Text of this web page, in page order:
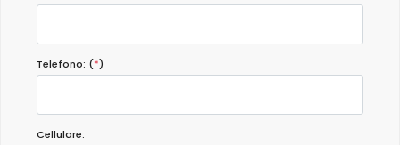
Telefono: (*)
Cellulare: